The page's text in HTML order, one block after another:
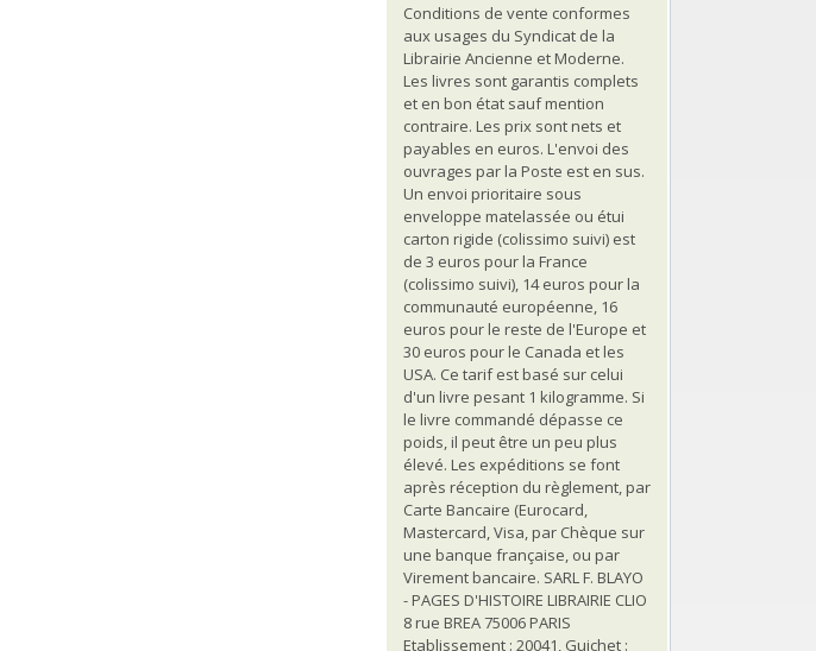
Conditions de vente conformes
aux usages du Syndicat de la
Librairie Ancienne et Moderne.
Les livres sont garantis complets
et en bon état sauf mention
contraire. Les prix sont nets et
payables en euros. L'envoi des
ouvrages par la Poste est en sus.
Un envoi prioritaire sous
enveloppe matelassée ou étui
carton rigide (colissimo suivi) est
de 3 euros pour la France
(colissimo suivi), 14 euros pour la
communauté européenne, 16
euros pour le reste de l'Europe et
30 euros pour le Canada et les
USA. Ce tarif est basé sur celui
d'un livre pesant 1 kilogramme. Si
le livre commandé dépasse ce
poids, il peut être un peu plus
élevé. Les expéditions se font
après réception du règlement, par
Carte Bancaire (Eurocard,
Mastercard, Visa, par Chèque sur
une banque française, ou par
Virement bancaire. SARL F. BLAYO
- PAGES D'HISTOIRE LIBRAIRIE CLIO
8 rue BREA 75006 PARIS
Etablissement : 20041, Guichet :